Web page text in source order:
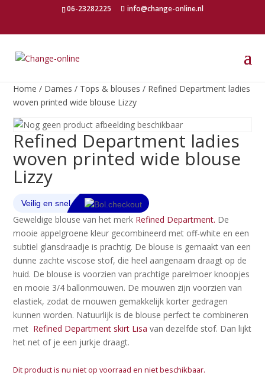
06-23282225 info@change-online.nl
Home / Dames / Tops & blouses / Refined Department ladies
woven printed wide blouse Lizzy
Refined Department ladies
woven printed wide blouse
Lizzy
Geweldige blouse van het merk Refined Department. De
mooie appelgroene kleur gecombineerd met off-white en een
subtiel glansdraadje is prachtig. De blouse is gemaakt van een
dunne zachte viscose stof, die heel aangenaam draagt op de
huid. De blouse is voorzien van prachtige parelmoer knoopjes
en mooie 3/4 ballonmouwen. De mouwen zijn voorzien van
elastiek, zodat de mouwen gemakkelijk korter gedragen
kunnen worden. Natuurlijk is de blouse perfect te combineren
met Refined Department skirt Lisa van dezelfde stof. Dan lijkt
het net of je een jurkje draagt.
Dit product is nu niet op voorraad en niet beschikbaar.